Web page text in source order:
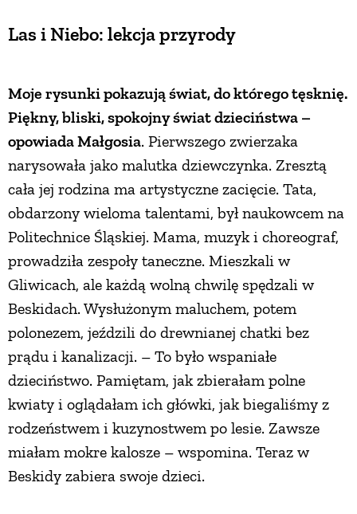
Las i Niebo: lekcja przyrody
Moje rysunki pokazują świat, do którego tęsknię.
Piękny, bliski, spokojny świat dzieciństwa –
opowiada Małgosia. Pierwszego zwierzaka
narysowała jako malutka dziewczynka. Zresztą
cała jej rodzina ma artystyczne zacięcie. Tata,
obdarzony wieloma talentami, był naukowcem na
Politechnice Śląskiej. Mama, muzyk i choreograf,
prowadziła zespoły taneczne. Mieszkali w
Gliwicach, ale każdą wolną chwilę spędzali w
Beskidach. Wysłużonym maluchem, potem
polonezem, jeździli do drewnianej chatki bez
prądu i kanalizacji. – To było wspaniałe
dzieciństwo. Pamiętam, jak zbierałam polne
kwiaty i oglądałam ich główki, jak biegaliśmy z
rodzeństwem i kuzynostwem po lesie. Zawsze
miałam mokre kalosze – wspomina. Teraz w
Beskidy zabiera swoje dzieci.